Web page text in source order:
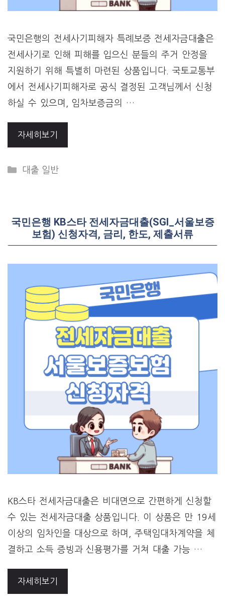
국민은행의 전세사기피해자 특례보증 전세자금대출은
전세사기로 인해 피해를 입으신 분들의 주거 안정을
지원하기 위해 특별히 마련된 상품입니다. 국토교통부
에서 전세사기피해자로 공식 결정된 고객님께서 신청
하실 수 있으며, 임차보증금의 …
자세히보기
Categories
대출 일반
국민은행 KB스타 전세자금대출(SGI_서울보증
보험) 신청자격, 금리, 한도, 제출서류
KB스타 전세자금대출은 비대면으로 간편하게 신청할
수 있는 전세자금대출 상품입니다. 이 상품은 만 19세
이상의 임차인을 대상으로 하며, 주택임대차계약을 체
결하고 소득 증빙과 신용평가를 거쳐 대출 가능 …
자세히보기